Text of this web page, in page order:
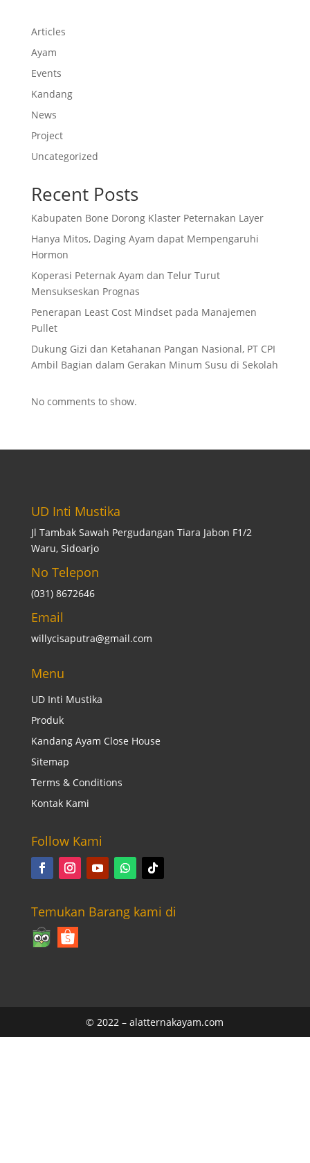
Articles
Ayam
Events
Kandang
News
Project
Uncategorized
Recent Posts
Kabupaten Bone Dorong Klaster Peternakan Layer
Hanya Mitos, Daging Ayam dapat Mempengaruhi
Hormon
Koperasi Peternak Ayam dan Telur Turut
Mensukseskan Prognas
Penerapan Least Cost Mindset pada Manajemen
Pullet
Dukung Gizi dan Ketahanan Pangan Nasional, PT CPI
Ambil Bagian dalam Gerakan Minum Susu di Sekolah
No comments to show.
UD Inti Mustika
Jl Tambak Sawah Pergudangan Tiara Jabon F1/2
Waru, Sidoarjo
No Telepon
(031) 8672646
Email
willycisaputra@gmail.com
Menu
UD Inti Mustika
Produk
Kandang Ayam Close House
Sitemap
Terms & Conditions
Kontak Kami
Follow Kami
Temukan Barang kami di
© 2022 –alatternakayam.com